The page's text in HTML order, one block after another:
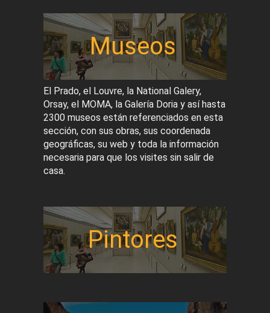
Museos
El Prado, el Louvre, la National Galery,
Orsay, el MOMA, la Galería Doria y así hasta
2300 museos están referenciados en esta
sección, con sus obras, sus coordenada
geográficas, su web y toda la información
necesaria para que los visites sin salir de
casa.
Pintores